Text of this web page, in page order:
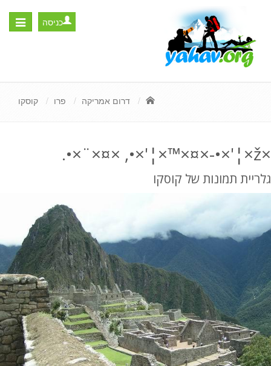
Toggle
כניסה
דרום אמריקה פרו קוסקו
×ž×¦'×•-×¤×™×¦'×•, ×¤×¨×•.
גלריית תמונות של קוסקו